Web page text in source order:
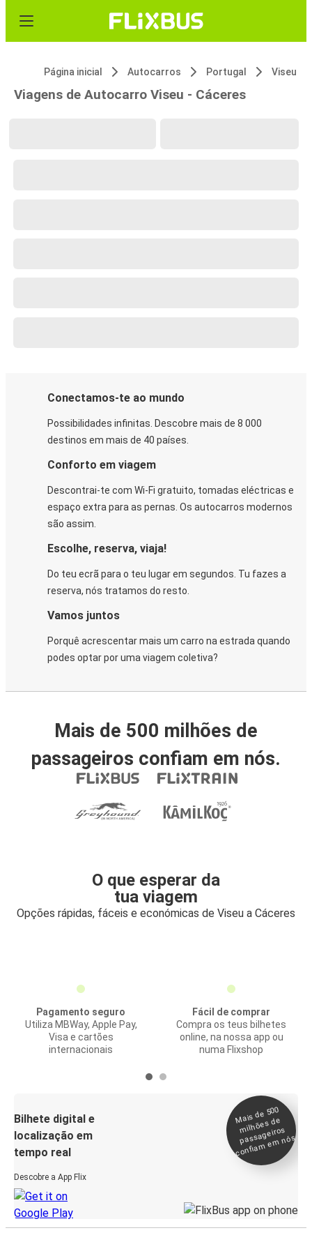
Página inicial Autocarros Portugal Viseu
Viagens de Autocarro Viseu - Cáceres
Conectamos-te ao mundo
Possibilidades infinitas. Descobre mais de 8 000
destinos em mais de 40 países.
Conforto em viagem
Descontrai-te com Wi-Fi gratuito, tomadas eléctricas e
espaço extra para as pernas. Os autocarros modernos
são assim.
Escolhe, reserva, viaja!
Do teu ecrã para o teu lugar em segundos. Tu fazes a
reserva, nós tratamos do resto.
Vamos juntos
Porquê acrescentar mais um carro na estrada quando
podes optar por uma viagem coletiva?
Mais de 500 milhões de
passageiros confiam em nós.
O que esperar da
tua viagem
Opções rápidas, fáceis e económicas de Viseu a Cáceres
Pagamento seguro
Utiliza MBWay, Apple Pay,
Visa e cartões
internacionais
Fácil de comprar
Compra os teus bilhetes
online, na nossa app ou
numa Flixshop
Bilhete digital e
localização em
tempo real
Descobre a App Flix
Mais de 500
milhões de
passageiros
confia
m e
m nós